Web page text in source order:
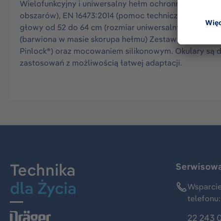
Wielofunkcyjny i uniwersalny hełm ochronny do
obszarów), EN 16473:2014 (pomoc techniczna), EN
głowy od 52 do 64 cm (rozmiar uniwersalny), który
(barwiona w masie skorupa hełmu) Zestaw jest
Pinlock®) oraz mocowaniem silikonowym. Okulary są
zastosowań z możliwością łatwej adaptacji.
Technika
dla Życia
telefonu:
22 243